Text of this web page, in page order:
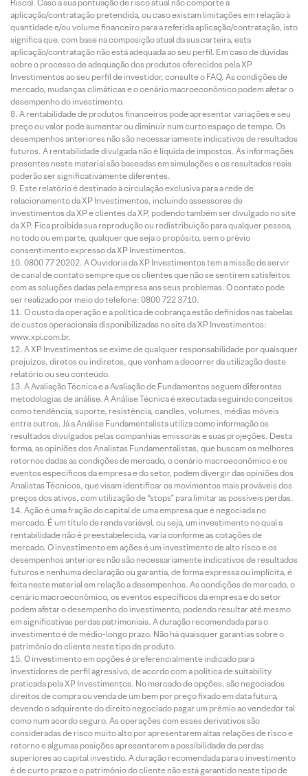
Risco). Caso a sua pontuação de risco atual não comporte a
aplicação/contratação pretendida, ou caso existam limitações em relação à
quantidade e/ou volume financeiro para a referida aplicação/contratação, isto
significa que, com base na composição atual da sua carteira, esta
aplicação/contratação não está adequada ao seu perfil. Em caso de dúvidas
sobre o processo de adequação dos produtos oferecidos pela XP
Investimentos ao seu perfil de investidor, consulte o FAQ. As condições de
mercado, mudanças climáticas e o cenário macroeconômico podem afetar o
desempenho do investimento.
A rentabilidade de produtos financeiros pode apresentar variações e seu
preço ou valor pode aumentar ou diminuir num curto espaço de tempo. Os
desempenhos anteriores não são necessariamente indicativos de resultados
futuros. A rentabilidade divulgada não é líquida de impostos. As informações
presentes neste material são baseadas em simulações e os resultados reais
poderão ser significativamente diferentes.
Este relatório é destinado à circulação exclusiva para a rede de
relacionamento da XP Investimentos, incluindo assessores de
investimentos da XP e clientes da XP, podendo também ser divulgado no site
da XP. Fica proibida sua reprodução ou redistribuição para qualquer pessoa,
no todo ou em parte, qualquer que seja o propósito, sem o prévio
consentimento expresso da XP Investimentos.
0800 77 20202. A Ouvidoria da XP Investimentos tem a missão de servir
de canal de contato sempre que os clientes que não se sentirem satisfeitos
com as soluções dadas pela empresa aos seus problemas. O contato pode
ser realizado por meio do telefone: 0800 722 3710.
O custo da operação e a política de cobrança estão definidos nas tabelas
de custos operacionais disponibilizadas no site da XP Investimentos:
www.xpi.com.br.
A XP Investimentos se exime de qualquer responsabilidade por quaisquer
prejuízos, diretos ou indiretos, que venham a decorrer da utilização deste
relatório ou seu conteúdo.
A Avaliação Técnica e a Avaliação de Fundamentos seguem diferentes
metodologias de análise. A Análise Técnica é executada seguindo conceitos
como tendência, suporte, resistência, candles, volumes, médias móveis
entre outros. Já a Análise Fundamentalista utiliza como informação os
resultados divulgados pelas companhias emissoras e suas projeções. Desta
forma, as opiniões dos Analistas Fundamentalistas, que buscam os melhores
retornos dadas as condições de mercado, o cenário macroeconômico e os
eventos específicos da empresa e do setor, podem divergir das opiniões dos
Analistas Técnicos, que visam identificar os movimentos mais prováveis dos
preços dos ativos, com utilização de “stops” para limitar as possíveis perdas.
Ação é uma fração do capital de uma empresa que é negociada no
mercado. É um título de renda variável, ou seja, um investimento no qual a
rentabilidade não é preestabelecida, varia conforme as cotações de
mercado. O investimento em ações é um investimento de alto risco e os
desempenhos anteriores não são necessariamente indicativos de resultados
futuros e nenhuma declaração ou garantia, de forma expressa ou implícita, é
feita neste material em relação a desempenhos. As condições de mercado, o
cenário macroeconômico, os eventos específicos da empresa e do setor
podem afetar o desempenho do investimento, podendo resultar até mesmo
em significativas perdas patrimoniais. A duração recomendada para o
investimento é de médio-longo prazo. Não há quaisquer garantias sobre o
patrimônio do cliente neste tipo de produto.
O investimento em opções é preferencialmente indicado para
investidores de perfil agressivo, de acordo com a política de suitability
praticada pela XP Investimentos. No mercado de opções, são negociados
direitos de compra ou venda de um bem por preço fixado em data futura,
devendo o adquirente do direito negociado pagar um prêmio ao vendedor tal
como num acordo seguro. As operações com esses derivativos são
consideradas de risco muito alto por apresentarem altas relações de risco e
retorno e algumas posições apresentarem a possibilidade de perdas
superiores ao capital investido. A duração recomendada para o investimento
é de curto prazo e o patrimônio do cliente não está garantido neste tipo de